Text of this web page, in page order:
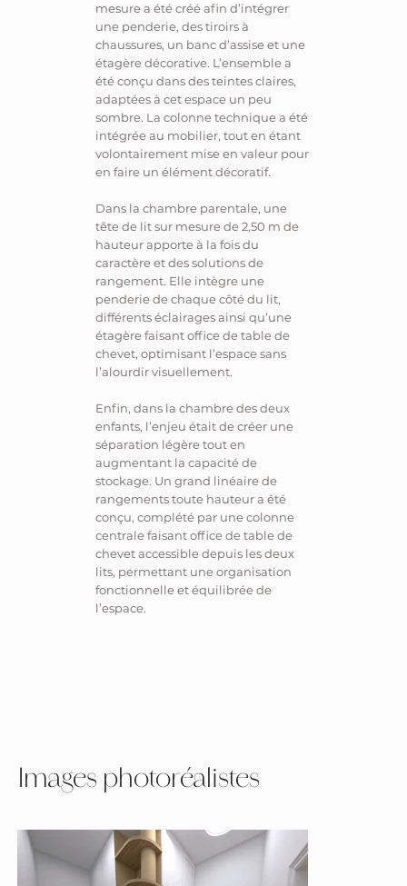
mesure a été créé afin d’intégrer
une penderie, des tiroirs à
chaussures, un banc d’assise et une
étagère décorative. L’ensemble a
été conçu dans des teintes claires,
adaptées à cet espace un peu
sombre. La colonne technique a été
intégrée au mobilier, tout en étant
volontairement mise en valeur pour
en faire un élément décoratif.
Dans la chambre parentale, une
tête de lit sur mesure de 2,50 m de
hauteur apporte à la fois du
caractère et des solutions de
rangement. Elle intègre une
penderie de chaque côté du lit,
différents éclairages ainsi qu’une
étagère faisant office de table de
chevet, optimisant l’espace sans
l’alourdir visuellement.
Enfin, dans la chambre des deux
enfants, l’enjeu était de créer une
séparation légère tout en
augmentant la capacité de
stockage. Un grand linéaire de
rangements toute hauteur a été
conçu, complété par une colonne
centrale faisant office de table de
chevet accessible depuis les deux
lits, permettant une organisation
fonctionnelle et équilibrée de
l’espace.
Images photoréalistes